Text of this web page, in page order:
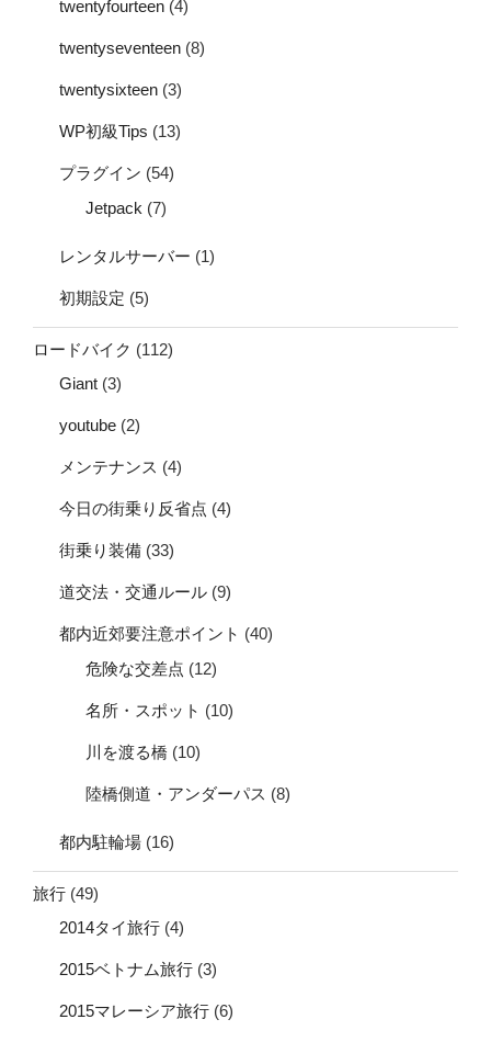
twentyfourteen (4)
twentyseventeen (8)
twentysixteen (3)
WP初級Tips (13)
プラグイン (54)
Jetpack (7)
レンタルサーバー (1)
初期設定 (5)
ロードバイク (112)
Giant (3)
youtube (2)
メンテナンス (4)
今日の街乗り反省点 (4)
街乗り装備 (33)
道交法・交通ルール (9)
都内近郊要注意ポイント (40)
危険な交差点 (12)
名所・スポット (10)
川を渡る橋 (10)
陸橋側道・アンダーパス (8)
都内駐輪場 (16)
旅行 (49)
2014タイ旅行 (4)
2015ベトナム旅行 (3)
2015マレーシア旅行 (6)